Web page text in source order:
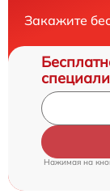
Закажите
Нажимая на